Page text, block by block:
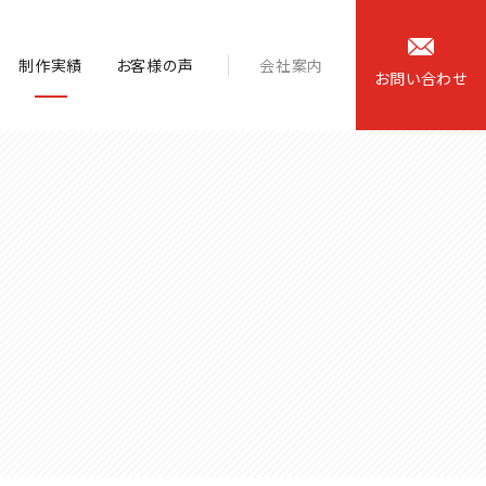
制作実績 お客様の声 会社案内
お問い合わせ